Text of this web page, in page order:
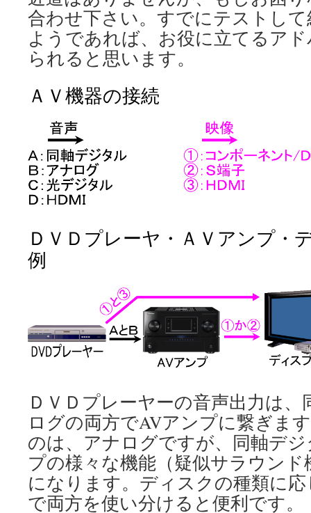
合わせ下さい。すでにテストし
ようであれば、お役に立てるア
られると思います。
ＡＶ機器の接続
ＤＶＤプレーヤ・ＡＶアンプ・
例
ＤＶＤプレーヤーの音声出力は
ログの両方でAVアンプに繋ぎま
のは、アナログですが、同軸デ
プの様々な機能（疑似サラウン
になります。ディスクの種類に
で両方を使い分けると便利です。